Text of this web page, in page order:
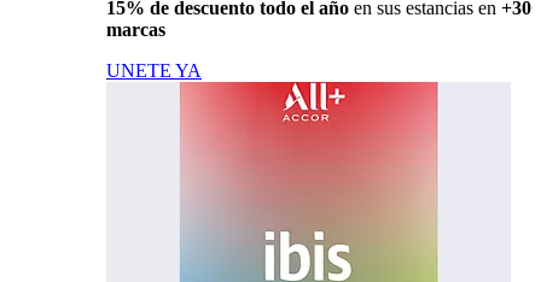
15% de descuento todo el año en sus estancias en +30
marcas
UNETE YA